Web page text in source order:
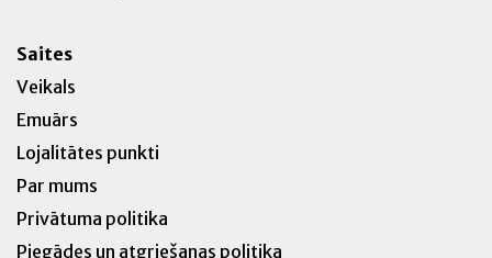
Saites
Veikals
Emuārs
Lojalitātes punkti
Par mums
Privātuma politika
Piegādes un atgriešanas politika